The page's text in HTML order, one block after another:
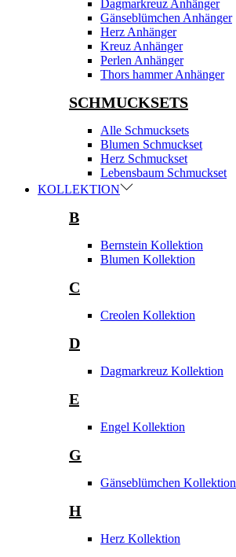
Dagmarkreuz Anhänger
Gänseblümchen Anhänger
Herz Anhänger
Kreuz Anhänger
Perlen Anhänger
Thors hammer Anhänger
SCHMUCKSETS
Alle Schmucksets
Blumen Schmuckset
Herz Schmuckset
Lebensbaum Schmuckset
KOLLEKTION
B
Bernstein Kollektion
Blumen Kollektion
C
Creolen Kollektion
D
Dagmarkreuz Kollektion
E
Engel Kollektion
G
Gänseblümchen Kollektion
H
Herz Kollektion